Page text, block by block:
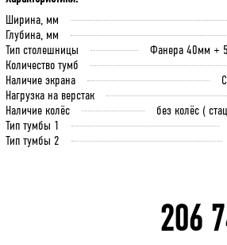
В корзину
В корзину
Ширина, мм
Глубина, мм
Тип столешницы
Фанера 40мм +
Количество тумб
Наличие экрана
Нагрузка на верстак
Наличие колёс
без колёс (
Тип тумбы 1
Тип тумбы 2
206